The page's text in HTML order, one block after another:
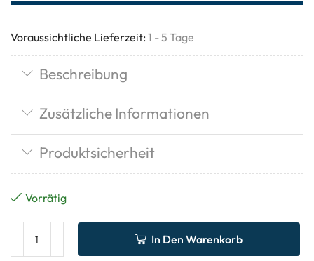
Voraussichtliche Lieferzeit: 1 - 5 Tage
Beschreibung
Zusätzliche Informationen
Produktsicherheit
Vorrätig
In Den Warenkorb